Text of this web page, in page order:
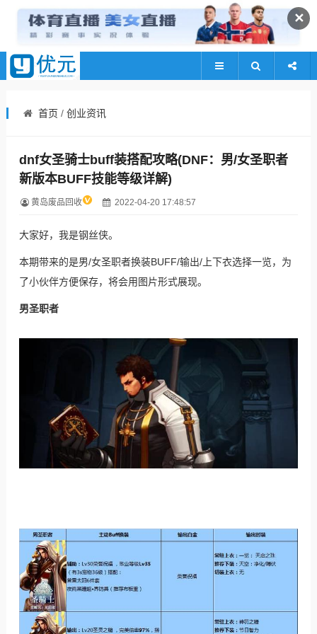
✕
首页 / 创业资讯
dnf女圣骑士buff装搭配攻略(DNF：男/女圣职者
新版本BUFF技能等级详解)
黄岛废品回收 2022-04-20 17:48:57
大家好，我是钢丝侠。
本期带来的是男/女圣职者换装BUFF/输出/上下衣选择一览，为
了小伙伴方便保存，将会用图片形式展现。
男圣职者